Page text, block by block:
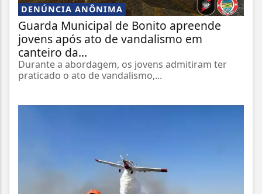
DENÚNCIA ANÔNIMA
Guarda Municipal de Bonito apreende
jovens após ato de vandalismo em
canteiro da...
Durante a abordagem, os jovens admitiram ter
praticado o ato de vandalismo,...